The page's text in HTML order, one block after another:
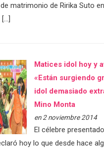
matrimonio de Ririka Suto
Matices idol hoy y
«Están surgiendo
idol demasiado
Mino Monta
en 2 noviembre 2014
El célebre
hoy lo que desde hace